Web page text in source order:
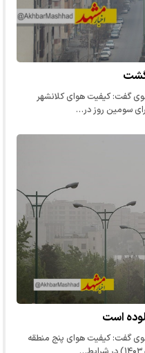
گفت: کیفیت هوای کلانشهر
است
گفت: کیفیت هوای پنج منطقه